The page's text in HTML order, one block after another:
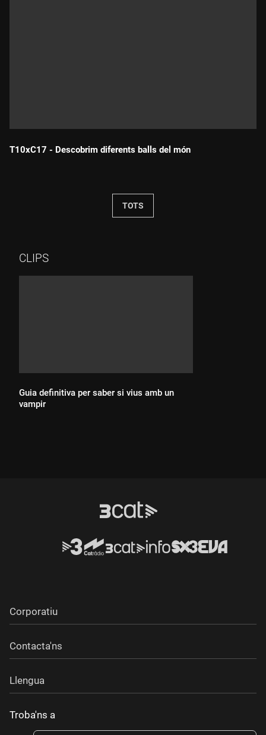
T10xC17 - Descobrim diferents balls del món
TOTS
CLIPS
Guia definitiva per saber si vius amb un
vampir
Corporatiu
Contacta'ns
Llengua
Troba'ns a